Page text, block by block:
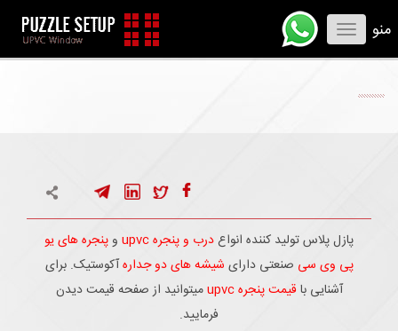
منو
Toggle
navigation
پازل پلاس تولید کننده انواع درب و پنجره upvc وپنجره های یو
پی وی سی صنعتی دارای شیشه های دو جدارهآکوستیک. برای
آشنایی با قیمت پنجره upvc
میتوانید از صفحه قیمت دیدن
فرمایید.